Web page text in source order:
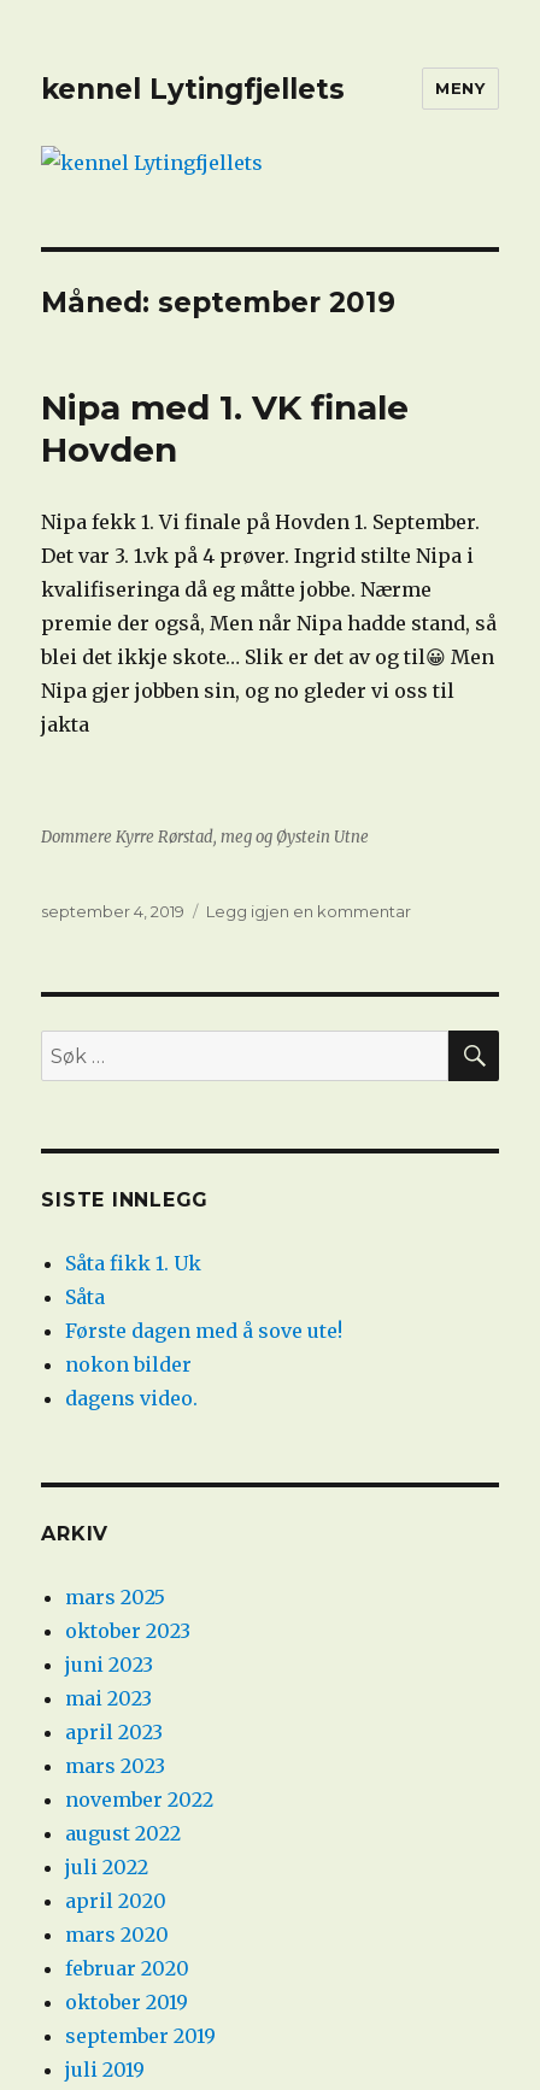
kennel Lytingfjellets MENY
Måned:september 2019
Nipa med 1. VK finale
Hovden
Nipa fekk 1. Vi finale på Hovden 1. September.
Det var 3. 1.vk på 4 prøver. Ingrid stilte Nipa i
kvalifiseringa då eg måtte jobbe. Nærme
premie der også, Men når Nipa hadde stand, så
blei det ikkje skote… Slik er det av og til😀 Men
Nipa gjer jobben sin, og no gleder vi oss til
jakta
Dommere Kyrre Rørstad, meg og Øystein Utne
Publisert
september 4, 2019 Legg igjen en kommentartil
finale
Hovden
Søk
etter:
SISTE INNLEGG
Såta fikk 1. Uk
Såta
Første dagen med å sove ute!
nokon bilder
dagens video.
ARKIV
mars 2025
oktober 2023
juni 2023
mai 2023
april 2023
mars 2023
november 2022
august 2022
juli 2022
april 2020
mars 2020
februar 2020
oktober 2019
september 2019
juli 2019